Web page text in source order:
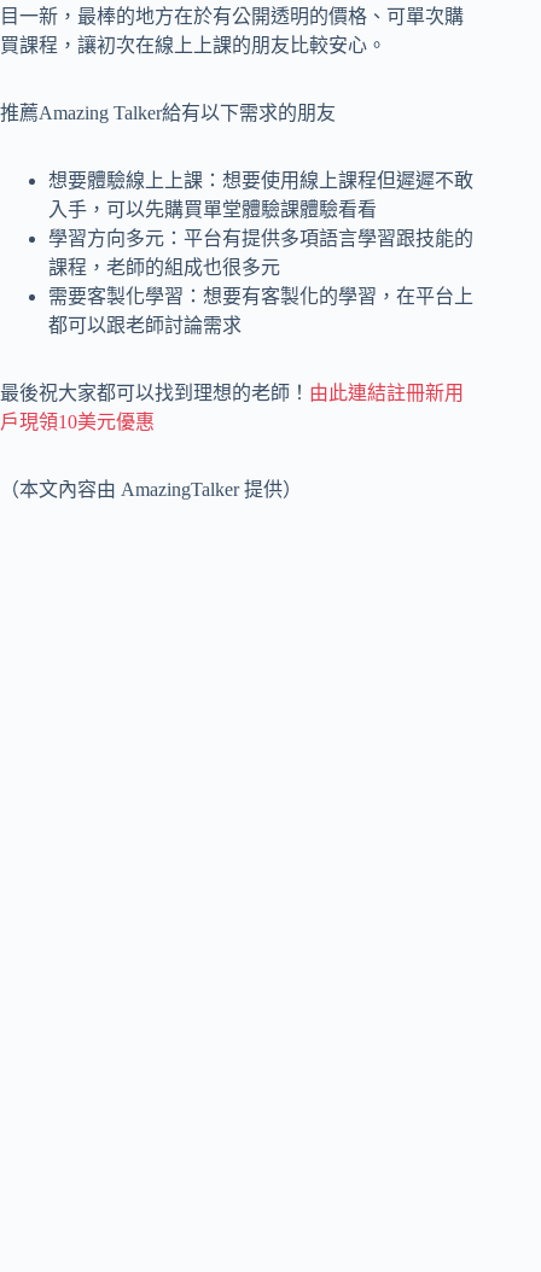
目一新，最棒的地方在於有公開透明的價格、可單次購
買課程，讓初次在線上上課的朋友比較安心。
推薦Amazing Talker給有以下需求的朋友
想要體驗線上上課：想要使用線上課程但遲遲不敢
入手，可以先購買單堂體驗課體驗看看
學習方向多元：平台有提供多項語言學習跟技能的
課程，老師的組成也很多元
需要客製化學習：想要有客製化的學習，在平台上
都可以跟老師討論需求
最後祝大家都可以找到理想的老師！ 由此連結註冊新用
戶現領10美元優惠
（本文內容由 AmazingTalker 提供）